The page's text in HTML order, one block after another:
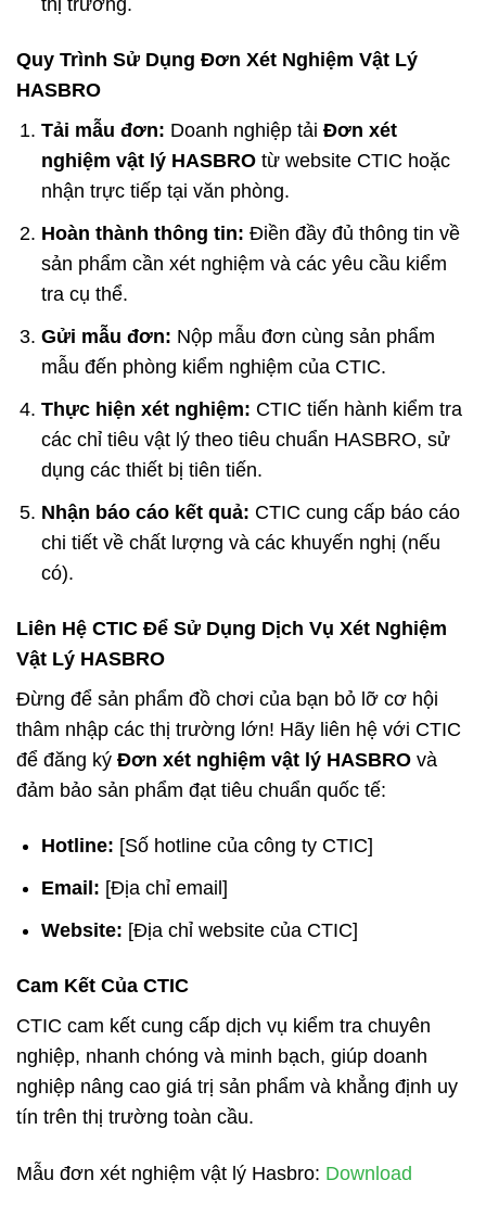
Quy Trình Sử Dụng Đơn Xét Nghiệm Vật Lý
HASBRO
Tải mẫu đơn: Doanh nghiệp tảiĐơn xét
nghiệm vật lý HASBRO từ website CTIC hoặc
nhận trực tiếp tại văn phòng.
Hoàn thành thông tin: Điền đầy đủ thông tin về
sản phẩm cần xét nghiệm và các yêu cầu kiểm
tra cụ thể.
Gửi mẫu đơn: Nộp mẫu đơn cùng sản phẩm
mẫu đến phòng kiểm nghiệm của CTIC.
Thực hiện xét nghiệm: CTIC tiến hành kiểm tra
các chỉ tiêu vật lý theo tiêu chuẩn HASBRO, sử
dụng các thiết bị tiên tiến.
Nhận báo cáo kết quả: CTIC cung cấp báo cáo
chi tiết về chất lượng và các khuyến nghị (nếu
có).
Liên Hệ CTIC Để Sử Dụng Dịch Vụ Xét Nghiệm
Vật Lý HASBRO
Đừng để sản phẩm đồ chơi của bạn bỏ lỡ cơ hội
thâm nhập các thị trường lớn! Hãy liên hệ với CTIC
để đăng ký Đơn xét nghiệm vật lý HASBRO và
đảm bảo sản phẩm đạt tiêu chuẩn quốc tế:
Hotline: [Số hotline của công ty CTIC]
Email: [Địa chỉ email]
Website: [Địa chỉ website của CTIC]
Cam Kết Của CTIC
CTIC cam kết cung cấp dịch vụ kiểm tra chuyên
nghiệp, nhanh chóng và minh bạch, giúp doanh
nghiệp nâng cao giá trị sản phẩm và khẳng định uy
tín trên thị trường toàn cầu.
Mẫu đơn xét nghiệm vật lý Hasbro: Download